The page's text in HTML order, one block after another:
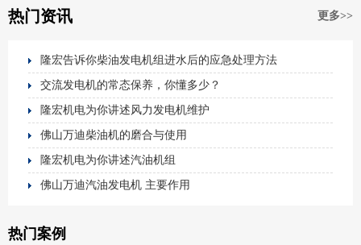
热门资讯 更多>>
隆宏告诉你柴油发电机组进水后的应急处理方法
交流发电机的常态保养，你懂多少？
隆宏机电为你讲述风力发电机维护
佛山万迪柴油机的磨合与使用
隆宏机电为你讲述汽油机组
佛山万迪汽油发电机 主要作用
热门案例